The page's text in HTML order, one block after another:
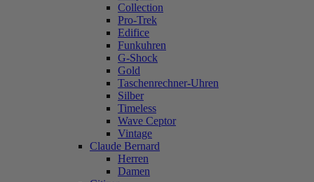
Collection
Pro-Trek
Edifice
Funkuhren
G-Shock
Gold
Taschenrechner-Uhren
Silber
Timeless
Wave Ceptor
Vintage
Claude Bernard
Herren
Damen